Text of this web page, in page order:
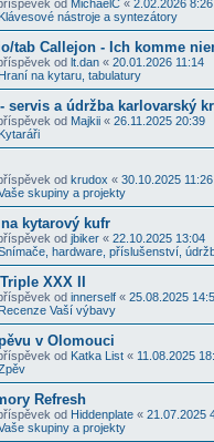
od MichaelC « 2.02.2026 8:26
Klávesové nástroje a syntezátory
tab Callejon - Ich komme
od lt.dan « 20.01.2026 11:14
Hraní na kytaru, tabulatury
servis a údržba karlovarský
od Majkii « 26.11.2025 20:39
Kytaráři
od krudox « 30.10.2025 11:26
skupiny a projekty
kytarový kufr
od jbiker « 22.10.2025 13:04
hardware, příslušenství,
XXX II
od innerself « 25.08.2025
Recenze Vaší výbavy
v Olomouci
od Katka List « 11.08.2025
Refresh
od Hiddenplate « 21.07.2025
skupiny a projekty